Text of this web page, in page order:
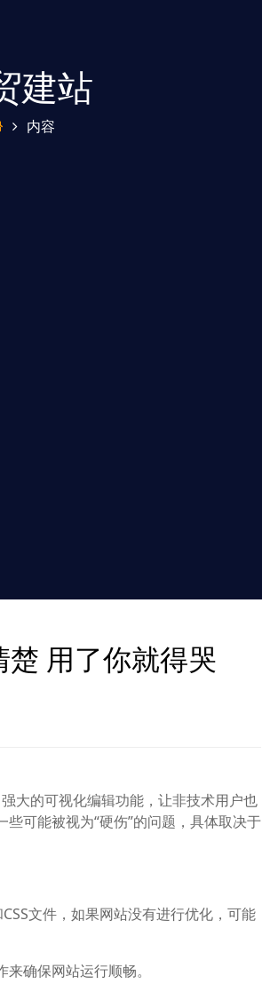
建站
内容
用了你就得哭
大的可视化编辑功能，让非技术用户也
可能被视为“硬伤”的问题，具体取决于
文件，如果网站没有进行优化，可能
确保网站运行顺畅。